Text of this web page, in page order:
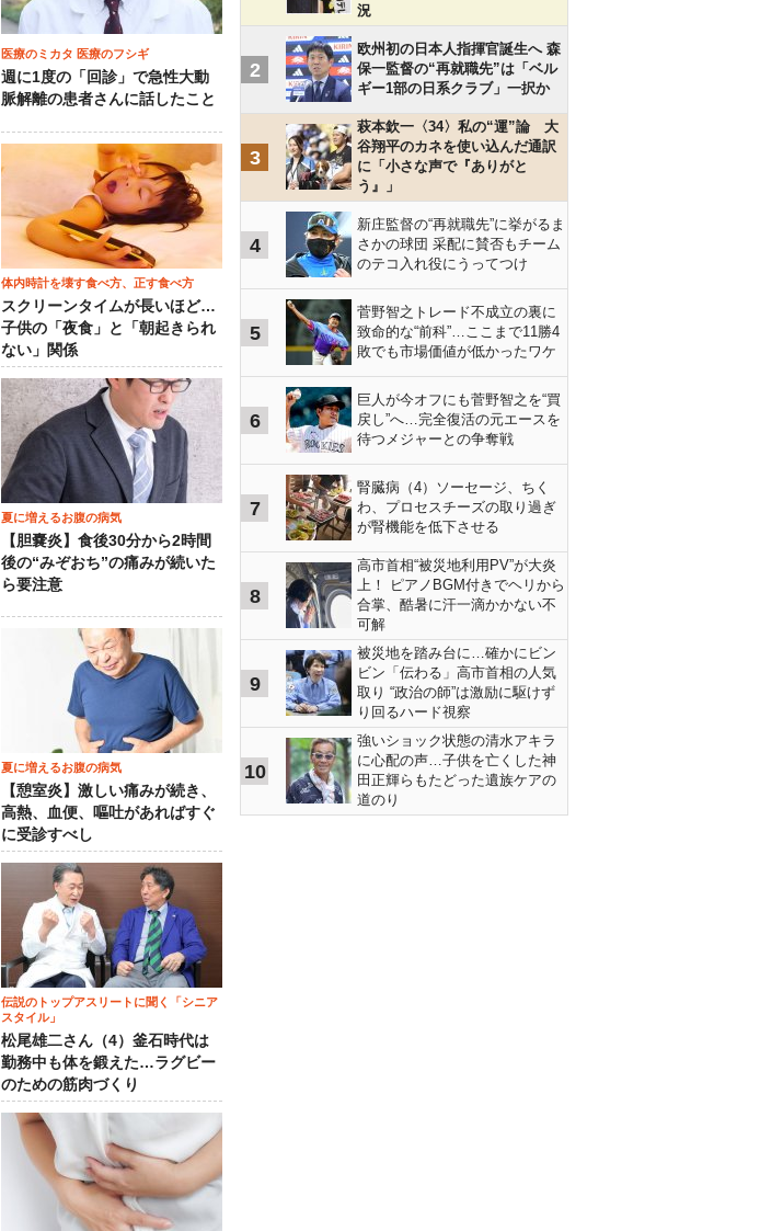
医療のミカタ 医療のフシギ
週に1度の「回診」で急性大動
脈解離の患者さんに話したこと
体内時計を壊す食べ方、正す食べ方
スクリーンタイムが長いほど…
子供の「夜食」と「朝起きられ
ない」関係
夏に増えるお腹の病気
【胆嚢炎】食後30分から2時間
後の“みぞおち”の痛みが続いた
ら要注意
夏に増えるお腹の病気
【憩室炎】激しい痛みが続き、
高熱、血便、嘔吐があればすぐ
に受診すべし
伝説のトップアスリートに聞く「シニア
スタイル」
松尾雄二さん（4）釜石時代は
勤務中も体を鍛えた…ラグビー
のための筋肉づくり
況
2
欧州初の日本人指揮官誕生へ 森
保一監督の“再就職先”は「ベル
ギー1部の日系クラブ」一択か
3
萩本欽一〈34〉私の“運”論 大
谷翔平のカネを使い込んだ通訳
に「小さな声で『ありがと
う』」
4
新庄監督の“再就職先”に挙がるま
さかの球団 采配に賛否もチーム
のテコ入れ役にうってつけ
5
菅野智之トレード不成立の裏に
致命的な“前科”…ここまで11勝4
敗でも市場価値が低かったワケ
6
巨人が今オフにも菅野智之を“買
戻し”へ…完全復活の元エースを
待つメジャーとの争奪戦
7
腎臓病（4）ソーセージ、ちく
わ、プロセスチーズの取り過ぎ
が腎機能を低下させる
8
高市首相“被災地利用PV”が大炎
上！ ピアノBGM付きでヘリから
合掌、酷暑に汗一滴かかない不
可解
9
被災地を踏み台に…確かにビン
ビン「伝わる」高市首相の人気
取り “政治の師”は激励に駆けず
り回るハード視察
10
強いショック状態の清水アキラ
に心配の声…子供を亡くした神
田正輝らもたどった遺族ケアの
道のり